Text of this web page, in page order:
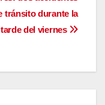
tránsito durante la
tarde del viernes